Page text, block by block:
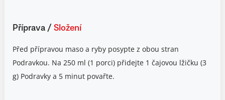
Příprava / Složení
Před přípravou maso a ryby posypte z obou stran
Podravkou. Na 250 ml (1 porci) přidejte 1 čajovou lžičku (3
g) Podravky a 5 minut povařte.